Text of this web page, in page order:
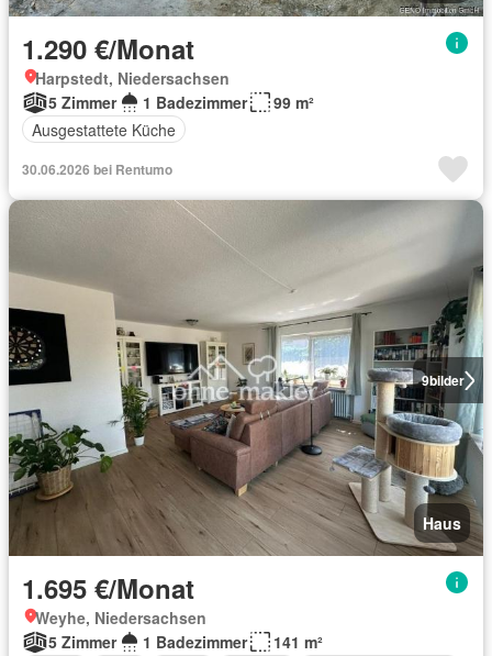
1.290 €/Monat
Harpstedt, Niedersachsen
5 Zimmer
1 Badezimmer
99 m²
Ausgestattete Küche
30.06.2026 bei Rentumo
9bilder
Haus
1.695 €/Monat
Weyhe, Niedersachsen
5 Zimmer
1 Badezimmer
141 m²